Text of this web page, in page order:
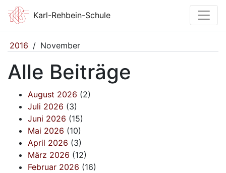
Karl-Rehbein-Schule
2016 / November
Alle Beiträge
August 2026 (2)
Juli 2026 (3)
Juni 2026 (15)
Mai 2026 (10)
April 2026 (3)
März 2026 (12)
Februar 2026 (16)